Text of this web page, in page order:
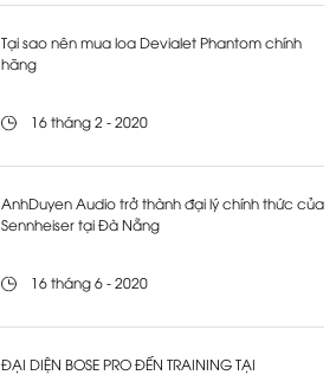
Tại sao nên mua loa Devialet Phantom chính
hãng
16 tháng 2 - 2020
AnhDuyen Audio trở thành đại lý chính thức của
Sennheiser tại Đà Nẵng
16 tháng 6 - 2020
ĐẠI DIỆN BOSE PRO ĐẾN TRAINING TẠI